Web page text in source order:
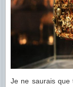
Je ne saurais que